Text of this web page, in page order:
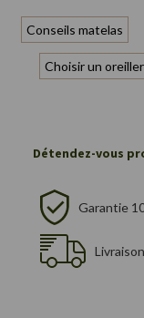
Conseils matelas
Choisir un oreiller
Détendez-vous
Garantie